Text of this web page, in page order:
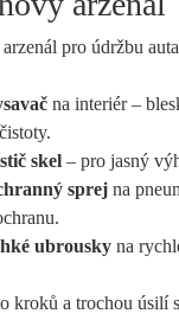
pro údržbu
na interiér –
skel – pro jasný
sprej na
ubrousky na
kroků a trochou úsilí